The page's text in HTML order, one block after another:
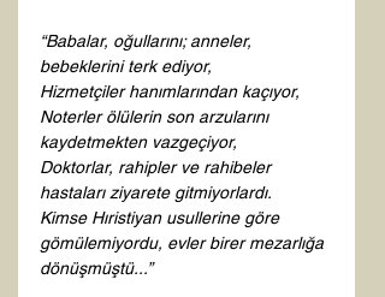
“Babalar, oğullarını; anneler,
bebeklerini terk ediyor,
Hizmetçiler hanımlarından kaçıyor,
Noterler ölülerin son arzularını
kaydetmekten vazgeçiyor,
Doktorlar, rahipler ve rahibeler
hastaları ziyarete gitmiyorlardı.
Kimse Hıristiyan usullerine göre
gömülemiyordu, evler birer mezarlığa
dönüşmüştü...”